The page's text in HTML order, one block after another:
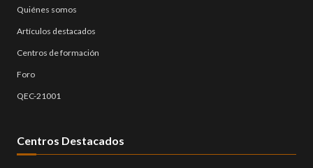
Quiénes somos
Artículos destacados
Centros de formación
Foro
QEC-21001
Centros Destacados